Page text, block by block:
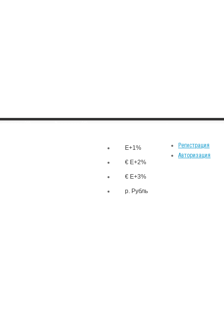
Регистрация
Авторизация
E+1%
€ E+2%
€ E+3%
р. Рубль